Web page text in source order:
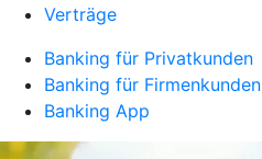
Verträge
Banking für Privatkunden
Banking für Firmenkunden
Banking App